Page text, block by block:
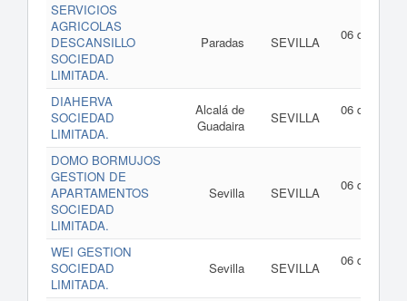
SERVICIOS
AGRICOLAS
DESCANSILLO
SOCIEDAD
LIMITADA.
Paradas SEVILLA
06 de
DIAHERVA
SOCIEDAD
LIMITADA.
Alcalá de
Guadaira
SEVILLA
06 de
DOMO BORMUJOS
GESTION DE
APARTAMENTOS
SOCIEDAD
LIMITADA.
Sevilla SEVILLA
06 de
WEI GESTION
SOCIEDAD
LIMITADA.
Sevilla SEVILLA
06 de